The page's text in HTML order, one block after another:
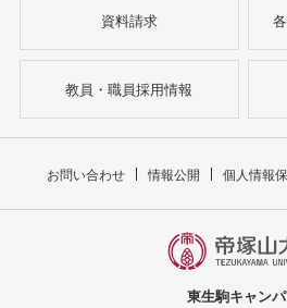
資料請求
教員・職員採用情報
お問い合わせ 情報公開 個人情報
東生駒キャン